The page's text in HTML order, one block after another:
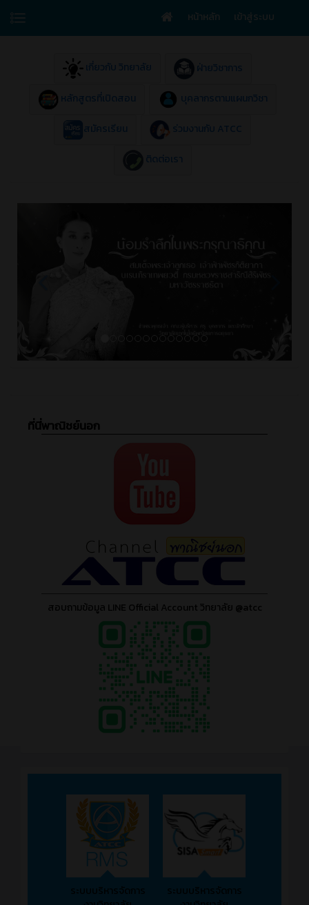
หน้าหลัก เข้าสู่ระบบ
เกี่ยวกับ วิทยาลัย ฝ่ายวิชาการ
หลักสูตรที่เปิดสอน บุคลากรตามแผนกวิชา
สมัครเรียน ร่วมงานกับ ATCC
ติดต่อเรา
ที่นี่พาณิชย์นอก
สอบถามข้อมูล LINE Official Account วิทยาลัย @atcc
ระบบบริหารจัดการ
ระบบบริหารจัดการ